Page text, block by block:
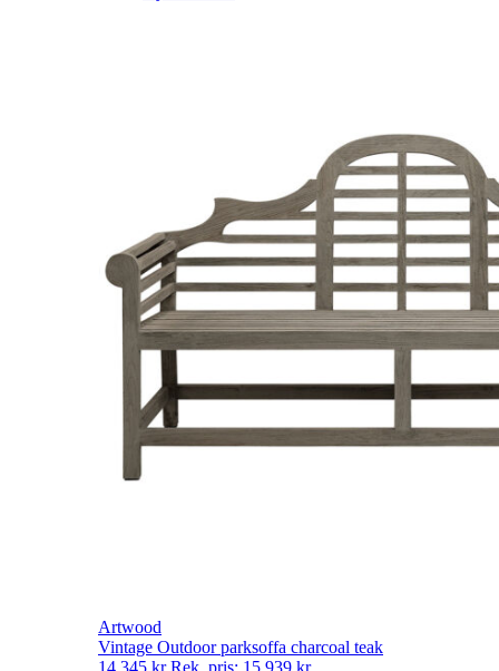
Artwood
Vintage Outdoor parksoffa charcoal teak
14 345 kr Rek. pris: 15 939 kr